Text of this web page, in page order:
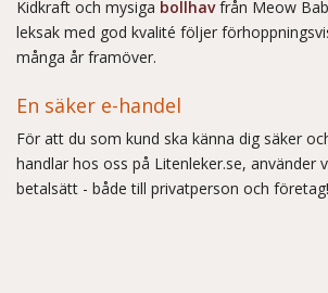
Kidkraft och mysiga bollhavfrån Meow
leksak med god kvalité följer
många år framöver.
En säker e-handel
För att du som kund ska känna dig säker
handlar hos oss på Litenleker.se, använder
betalsätt - både till privatperson och företag!